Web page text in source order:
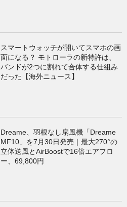
スマートウォッチが開いてスマホの画
面になる？ モトローラの新特許は、
バンドが2つに割れて合体する仕組み
だった【海外ニュース】
Dreame、羽根なし扇風機「Dreame
MF10」を7月30日発売｜最大270°の
立体送風とAirBoostで16倍エアフロ
ー、69,800円